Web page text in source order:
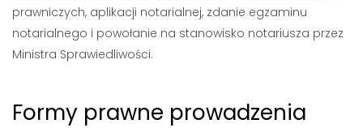
prawniczych, aplikacji notarialnej, zdanie egzaminu
notarialnego i powołanie na stanowisko notariusza przez
Ministra Sprawiedliwości.
Formy prawne prowadzenia